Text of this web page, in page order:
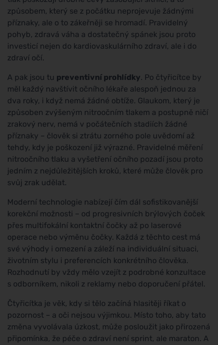
způsobem, který se z počátku neprojevuje žádnými
příznaky, ale o to zákeřněji se hromadí. Pravidelný
pohyb, zdravá váha a dostatečný spánek jsou proto
investicí nejen do kardiovaskulárního zdraví, ale i do
zdraví očí.
A pak jsou tu preventivní prohlídky. Po čtyřicítce by
měl každý navštívit očního lékaře alespoň jednou za
dva roky, i když nemá žádné obtíže. Glaukom, který je
způsoben zvýšeným nitroočním tlakem a postupně ničí
zrakový nerv, nemá v počátečních stadiích žádné
příznaky – člověk si ztrátu zorného pole uvědomí až
tehdy, kdy je poškození již výrazné. Pravidelné měření
nitroočního tlaku a vyšetření očního pozadí jsou proto
jedním z nejdůležitějších kroků, které může člověk pro
svůj zrak udělat.
Moderní technologie nabízejí čím dál sofistikovanější
korekční možnosti – od progresivních brýlových čoček
přes multifokální kontaktní čočky až po laserové
operace nebo výměnu čočky. Každá z těchto cest má
své výhody i omezení a záleží na individuální situaci,
životním stylu i preferencích konkrétního člověka.
Rozhodnutí by vždy mělo vzejít z podrobné konzultace
s odborníkem, nikoli z reklamy nebo doporučení přátel.
Čtyřicítka je věk, kdy si tělo začíná hlasitěji říkat o
pozornost – a oči nejsou výjimkou. Místo toho, aby tato
změna vyvolávala úzkost, může posloužit jako přirozená
připomínka, že péče o zdraví není sprint, ale maraton. A